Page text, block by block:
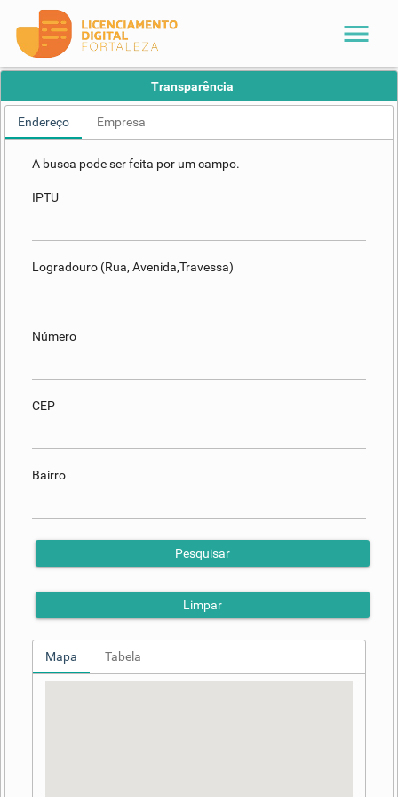
menu
Transparência
Endereço Empresa
A busca pode ser feita por um campo.
IPTU
Logradouro (Rua, Avenida,Travessa)
Número
CEP
Bairro
Pesquisar
Limpar
Mapa Tabela